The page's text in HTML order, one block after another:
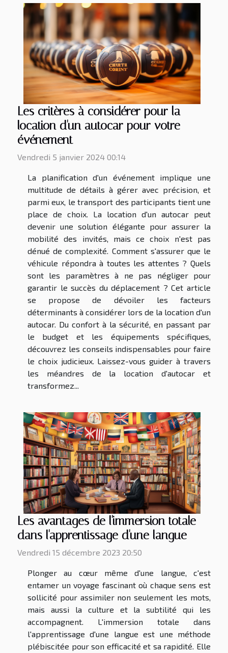
Les critères à considérer pour la
location d'un autocar pour votre
événement
Vendredi 5 janvier 2024 00:14
La planification d'un événement implique une
multitude de détails à gérer avec précision, et
parmi eux, le transport des participants tient une
place de choix. La location d'un autocar peut
devenir une solution élégante pour assurer la
mobilité des invités, mais ce choix n'est pas
dénué de complexité. Comment s'assurer que le
véhicule répondra à toutes les attentes ? Quels
sont les paramètres à ne pas négliger pour
garantir le succès du déplacement ? Cet article
se propose de dévoiler les facteurs
déterminants à considérer lors de la location d'un
autocar. Du confort à la sécurité, en passant par
le budget et les équipements spécifiques,
découvrez les conseils indispensables pour faire
le choix judicieux. Laissez-vous guider à travers
les méandres de la location d'autocar et
transformez...
Les avantages de l'immersion totale
dans l'apprentissage d'une langue
Vendredi 15 décembre 2023 20:50
Plonger au cœur même d'une langue, c'est
entamer un voyage fascinant où chaque sens est
sollicité pour assimiler non seulement les mots,
mais aussi la culture et la subtilité qui les
accompagnent. L'immersion totale dans
l'apprentissage d'une langue est une méthode
plébiscitée pour son efficacité et sa rapidité. Elle